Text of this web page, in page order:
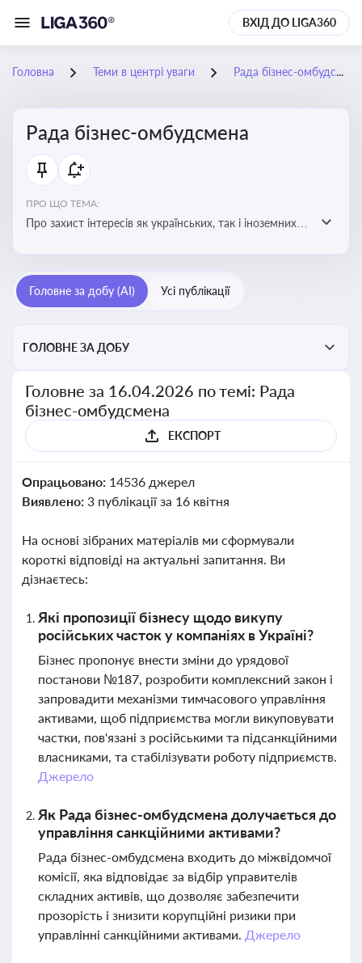
ВХІД ДО LIGA360
Головна Теми в центрі уваги Рада бізнес-омбудсмена
Рада бізнес-омбудсмена
ПРО ЩО ТЕМА:
Про захист інтересів як українських, так і іноземних
Головне за добу (AI) Усі публікації
ГОЛОВНЕ ЗА ДОБУ
Головне за 16.04.2026 по темі: Рада
бізнес-омбудсмена
ЕКСПОРТ
Опрацьовано: 14536 джерел
Виявлено: 3 публікації за 16 квітня
На основі зібраних матеріалів ми сформували
короткі відповіді на актуальні запитання. Ви
дізнаєтесь:
Які пропозиції бізнесу щодо викупу
російських часток у компаніях в Україні?
Бізнес пропонує внести зміни до урядової
постанови №187, розробити комплексний закон і
запровадити механізми тимчасового управління
активами, щоб підприємства могли викуповувати
частки, пов'язані з російськими та підсанкційними
власниками, та стабілізувати роботу підприємств.
Джерело
Як Рада бізнес-омбудсмена долучається до
управління санкційними активами?
Рада бізнес-омбудсмена входить до міжвідомчої
комісії, яка відповідає за відбір управителів
складних активів, що дозволяє забезпечити
прозорість і знизити корупційні ризики при
управлінні санкційними активами. Джерело